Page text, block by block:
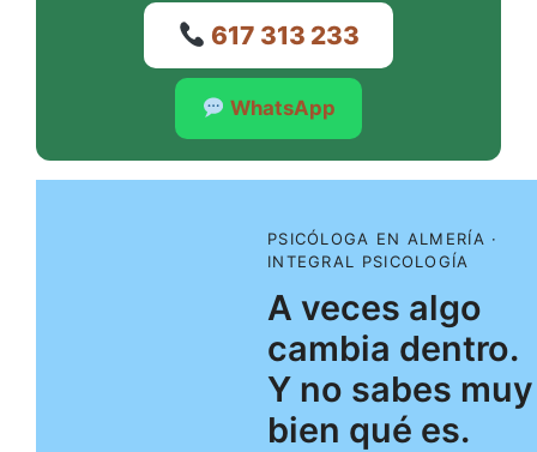
617 313 233
WhatsApp
PSICÓLOGA EN ALMERÍA ·
INTEGRAL PSICOLOGÍA
A veces algo
cambia dentro.
Y no sabes muy
bien qué es.